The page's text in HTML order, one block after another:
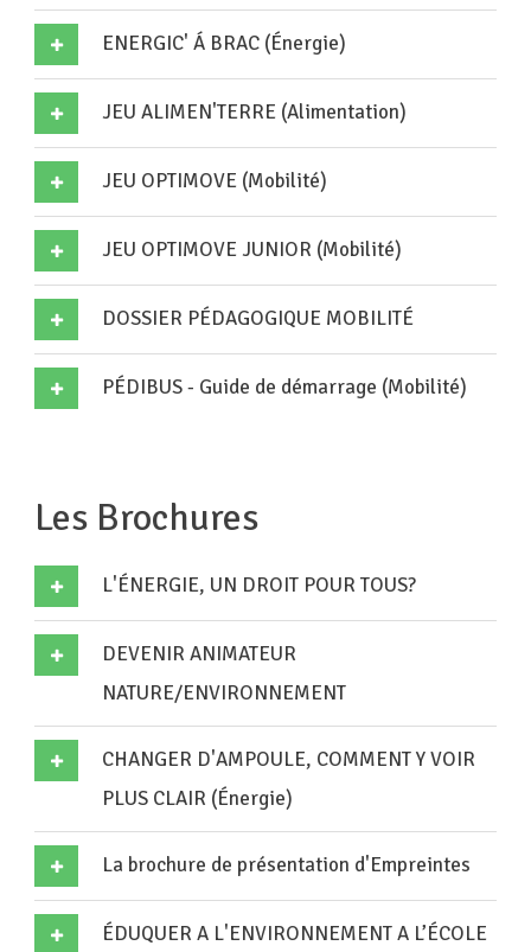
ENERGIC' Á BRAC (Énergie)
JEU ALIMEN'TERRE (Alimentation)
JEU OPTIMOVE (Mobilité)
JEU OPTIMOVE JUNIOR (Mobilité)
DOSSIER PÉDAGOGIQUE MOBILITÉ
PÉDIBUS - Guide de démarrage (Mobilité)
Les Brochures
L'ÉNERGIE, UN DROIT POUR TOUS?
DEVENIR ANIMATEUR
NATURE/ENVIRONNEMENT
CHANGER D'AMPOULE, COMMENT Y VOIR
PLUS CLAIR (Énergie)
La brochure de présentation d'Empreintes
ÉDUQUER A L'ENVIRONNEMENT A L’ÉCOLE